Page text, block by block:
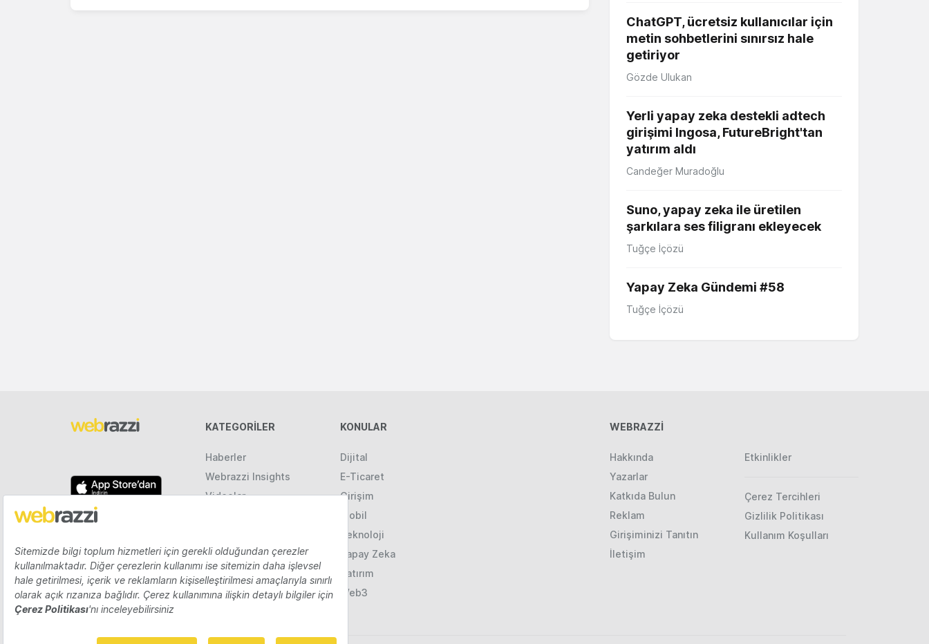
ChatGPT, ücretsiz kullanıcılar için
metin sohbetlerini sınırsız hale
getiriyor
Gözde Ulukan
Yerli yapay zeka destekli adtech
girişimi Ingosa, FutureBright'tan
yatırım aldı
Candeğer Muradoğlu
Suno, yapay zeka ile üretilen
şarkılara ses filigranı ekleyecek
Tuğçe İçözü
Yapay Zeka Gündemi #58
Tuğçe İçözü
KATEGORILER
Haberler
Webrazzi Insights
Videolar
KONULAR
Dijital
E-Ticaret
Girişim
Mobil
Teknoloji
Yapay Zeka
Yatırım
Web3
WEBRAZZİ
Hakkında
Yazarlar
Katkıda Bulun
Reklam
Girişiminizi Tanıtın
İletişim
Etkinlikler
Çerez Tercihleri
Gizlilik Politikası
Kullanım Koşulları